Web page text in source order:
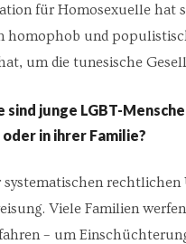
für Homosexuelle hat
homophob und
um die tunesische
sind junge LGBT-
oder in ihrer Familie?
systematischen
Viele Familien
– um